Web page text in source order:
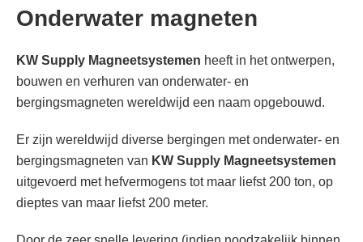
Onderwater magneten
KW Supply Magneetsystemen heeft in het ontwerpen,
bouwen en verhuren van onderwater- en
bergingsmagneten wereldwijd een naam opgebouwd.
Er zijn wereldwijd diverse bergingen met onderwater- en
bergingsmagneten van KW Supply Magneetsystemen
uitgevoerd met hefvermogens tot maar liefst 200 ton, op
dieptes van maar liefst 200 meter.